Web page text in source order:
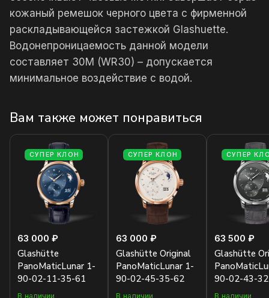
кожаный ремешок черного цвета с фирменной
раскладывающейся застежкой Glashuette.
Водонепроницаемость данной модели
составляет 30М (WR30) – допускается
минимальное воздействие с водой.
Вам также может понравиться
СУПЕР КЛОН
63 000 ₽
Glashütte
PanoMaticLunar 1-
90-02-11-35-61
В наличии
СУПЕР КЛОН
63 000 ₽
Glashütte Original
PanoMaticLunar 1-
90-02-45-35-62
В наличии
СУПЕР
63 500 ₽
Glashütte
90-02-43-
В наличии